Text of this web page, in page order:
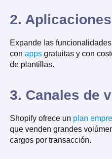
2. Aplicaciones
Expande las
con apps gratuitas y con
de plantillas.
3. Canales de
Shopify ofrece un plan
que venden grandes
cargos por transacción.